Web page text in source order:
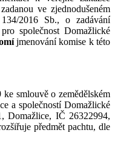
ve zjednodušeném
2016 Sb., o zadávání
společnost Domažlické
jmenování komise k této
smlouvě o zemědělském
a společností Domažlické
Domažlice, IČ 26322994,
předmět pachtu, dle